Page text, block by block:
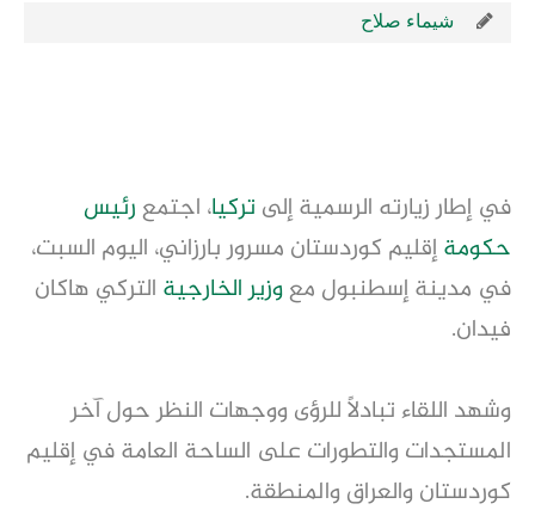
شيماء صلاح
في إطار زيارته الرسمية إلى تركيا، اجتمعرئيس
حكومةإقليم كوردستان مسرور بارزاني، اليوم السبت،
في مدينة إسطنبول معوزيرالخارجية التركي هاكان
فيدان.
وشهد اللقاء تبادلاً للرؤى ووجهات النظر حول آخر
المستجدات والتطورات على الساحة العامة في إقليم
كوردستان والعراق والمنطقة.